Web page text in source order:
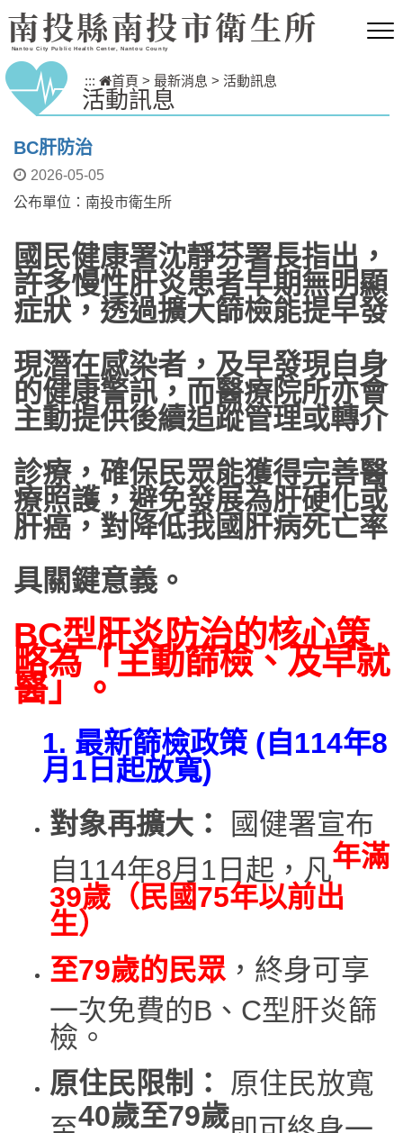
跳到主要內容區塊
南投縣南投市衛生所
Nantou City Public Health Center, Nantou County
::: 首頁 > 最新消息 > 活動訊息
活動訊息
BC肝防治
2026-05-05
公布單位：南投市衛生所
國民健康署沈靜芬署長指出，
許多慢性肝炎患者早期無明顯
症狀，透過擴大篩檢能提早發
現潛在感染者，及早發現自身
的健康警訊，而醫療院所亦會
主動提供後續追蹤管理或轉介
診療，確保民眾能獲得完善醫
療照護，避免發展為肝硬化或
肝癌，對降低我國肝病死亡率
具關鍵意義。
BC型肝炎防治的核心策
略為「主動篩檢、及早就
醫」。
1. 最新篩檢政策 (自114年8
月1日起放寬)
對象再擴大：
國健署宣布
自114年8月1日起，凡 年滿
39歲（民國75年以前出
生）
至79歲的民眾，終身可享
一次免費的B、C型肝炎篩
檢。
原住民限制： 原住民放寬
至40歲至79歲即可終身一